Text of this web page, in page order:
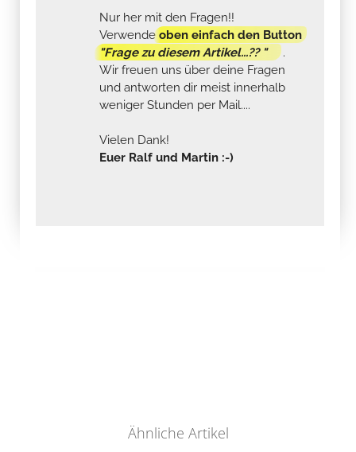
Nur her mit den Fragen!!
Verwendeoben einfach den Button
"Frage zu diesem Artikel...?? "
.
Wir freuen uns über deine Fragen
und antworten dir meist innerhalb
weniger Stunden per Mail....
Vielen Dank!
Euer Ralf und Martin :-)
Ähnliche Artikel